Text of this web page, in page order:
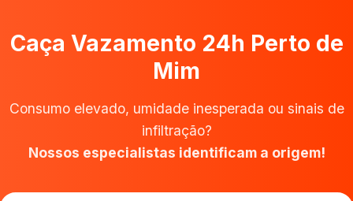
Caça Vazamento 24h Perto de
Mim
Consumo elevado, umidade inesperada ou sinais de
infiltração?
Nossos especialistas identificam a origem!